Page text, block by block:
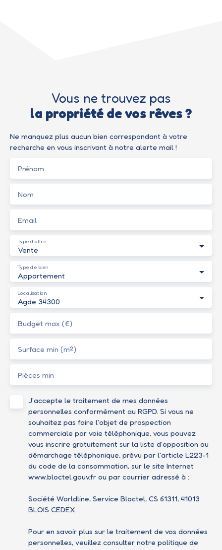
Vous ne trouvez pas
la propriété de vos rêves ?
Ne manquez plus aucun bien correspondant à votre
recherche en vous inscrivant à notre alerte mail !
Prénom
Nom
Email
Vente
Type d'offre
Appartement
Type de bien
Agde 34300
Localisation
Budget max (€)
Surface min (m²)
Pièces min
J'accepte le traitement de mes données
personnelles conformément au RGPD. Si vous ne
souhaitez pas faire l'objet de prospection
commerciale par voie téléphonique, vous pouvez
vous inscrire gratuitement sur la liste d'opposition au
démarchage téléphonique, prévu par l'article L223-1
du code de la consommation, sur le site Internet
www.bloctel.gouv.fr ou par courrier adressé à :
Société Worldline, Service Bloctel, CS 61311, 41013
BLOIS CEDEX.
Pour en savoir plus sur le traitement de vos données
personnelles, veuillez consulter notre politique de